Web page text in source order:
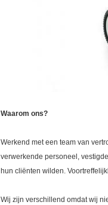
Waarom ons?
Werkend met een team van
verwerkende personeel,
hun cliënten wilden.
Wij zijn verschillend omdat wij